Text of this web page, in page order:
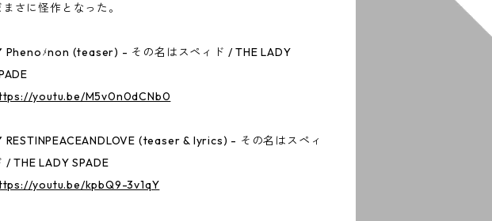
まさに怪作となった。
ﾒnon (teaser) - その名はスペィド / THE LADY
youtu.be/M5v0n0dCNb0
(teaser & lyrics) - その名はスペィ
/ THE LADY SPADE
youtu.be/kpbQ9-3v1qY